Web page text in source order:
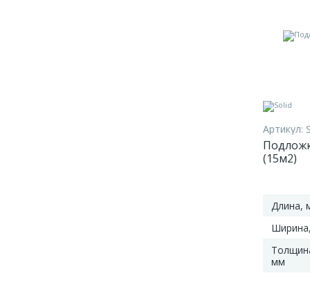
Артикул:
(15м2)
Длина,
мм